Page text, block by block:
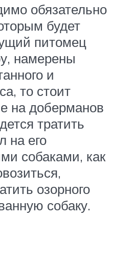
обязательно
будет
питомец
намерены
и
то стоит
на доберманов
тратить
на его
собаками, как
озорного
собаку.